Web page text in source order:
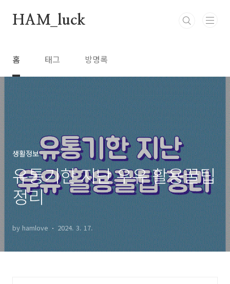
HAM_luck
홈 태그 방명록
생활정보
유통기한 지난 우유 활용꿀팁
정리
by hamlove 2024. 3. 17.